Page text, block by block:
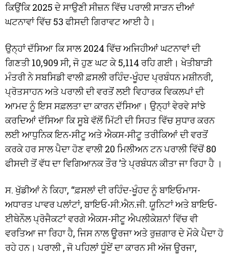
ਕਿਉਂਕਿ 2025 ਦੇ ਸਾਉਣੀ ਸੀਜ਼ਨ ਵਿੱਚ ਪਰਾਲੀ ਸਾੜਨ ਦੀਆਂ
ਘਟਨਾਵਾਂ ਵਿੱਚ 53 ਫੀਸਦੀ ਗਿਰਾਵਟ ਆਈ ਹੈ।
ਉਨ੍ਹਾਂ ਦੱਸਿਆ ਕਿ ਸਾਲ 2024 ਵਿੱਚ ਅਜਿਹੀਆਂ ਘਟਨਾਵਾਂ ਦੀ
ਗਿਣਤੀ 10,909 ਸੀ, ਜੋ ਹੁਣ ਘਟ ਕੇ 5,114 ਰਹਿ ਗਈ। ਖੇਤੀਬਾੜੀ
ਮੰਤਰੀ ਨੇ ਸਬਸਿਡੀ ਵਾਲੀ ਫ਼ਸਲੀ ਰਹਿੰਦ-ਖੂੰਹਦ ਪ੍ਰਬੰਧਨ ਮਸ਼ੀਨਰੀ,
ਪ੍ਰੋਤਸਾਹਨ ਅਤੇ ਪਰਾਲੀ ਦੀ ਵਰਤੋਂ ਲਈ ਵਿਹਾਰਕ ਵਿਕਲਪਾਂ ਦੀ
ਆਮਦ ਨੂੰ ਇਸ ਸਫ਼ਲਤਾ ਦਾ ਕਾਰਨ ਦੱਸਿਆ। ਉਨ੍ਹਾਂ ਵੇਰਵੇ ਸਾਂਝੇ
ਕਰਦਿਆਂ ਦੱਸਿਆ ਕਿ ਸੂਬੇ ਵੱਲੋਂ ਮਿੱਟੀ ਦੀ ਸਿਹਤ ਵਿੱਚ ਸੁਧਾਰ ਕਰਨ
ਲਈ ਆਧੁਨਿਕ ਇਨ-ਸੀਟੂ ਅਤੇ ਐਕਸ-ਸੀਟੂ ਤਰੀਕਿਆਂ ਦੀ ਵਰਤੋਂ
ਕਰਕੇ ਹਰ ਸਾਲ ਪੈਦਾ ਹੋਣ ਵਾਲੀ 20 ਮਿਲੀਅਨ ਟਨ ਪਰਾਲੀ ਵਿੱਚੋਂ 80
ਫੀਸਦੀ ਤੋਂ ਵੱਧ ਦਾ ਵਿਗਿਆਨਕ ਤੌਰ ’ਤੇ ਪ੍ਰਬੰਧਨ ਕੀਤਾ ਜਾ ਰਿਹਾ ਹੈ ।
ਸ. ਖੁੱਡੀਆਂ ਨੇ ਕਿਹਾ, ‘‘ਫ਼ਸਲਾਂ ਦੀ ਰਹਿੰਦ-ਖੂੰਹਦ ਨੂੰ ਬਾਇਓਮਾਸ-
ਅਧਾਰਤ ਪਾਵਰ ਪਲਾਂਟਾਂ, ਬਾਇਓ-ਸੀ.ਐਨ.ਜੀ. ਯੂਨਿਟਾਂ ਅਤੇ ਬਾਇਓ-
ਈਥੇਨੌਲ ਪ੍ਰੋਜੈਕਟਾਂ ਵਰਗੇ ਐਕਸ-ਸੀਟੂ ਐਪਲੀਕੇਸ਼ਨਾਂ ਵਿੱਚ ਵੀ
ਵਰਤਿਆ ਜਾ ਰਿਹਾ ਹੈ, ਜਿਸ ਨਾਲ ਊਰਜਾ ਅਤੇ ਰੁਜ਼ਗਾਰ ਦੇ ਮੌਕੇ ਪੈਦਾ ਹੋ
ਰਹੇ ਹਨ। ਪਰਾਲੀ , ਜੋ ਪਹਿਲਾਂ ਧੂੰਏਂ ਦਾ ਕਾਰਨ ਸੀ ਅੱਜ ਊਰਜਾ,